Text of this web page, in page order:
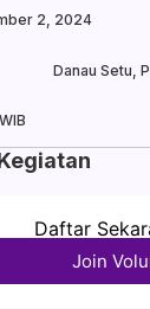
2, 2024
Danau Setu,
Daftar
Join